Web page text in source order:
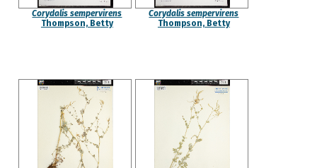
Corydalis sempervirens
Thompson, Betty
Corydalis sempervirens
Thompson, Betty